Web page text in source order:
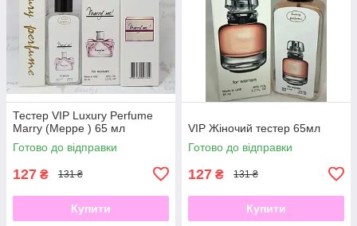
Тестер VIP Luxury Perfume
Marry (Мерре ) 65 мл
Готово до відправки
127 ₴ 131 ₴
Купити
VIP Жіночий тестер 65мл
Готово до відправки
127 ₴ 131 ₴
Купити